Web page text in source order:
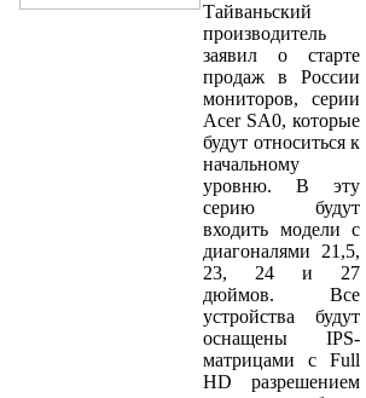
Тайваньский
производитель
заявил о старте
продаж в России
мониторов, серии
Acer SA0, которые
будут относиться к
начальному
уровню. В эту
серию будут
входить модели с
диагоналями 21,5,
23, 24 и 27
дюймов. Все
устройства будут
оснащены IPS-
матрицами с Full
HD разрешением